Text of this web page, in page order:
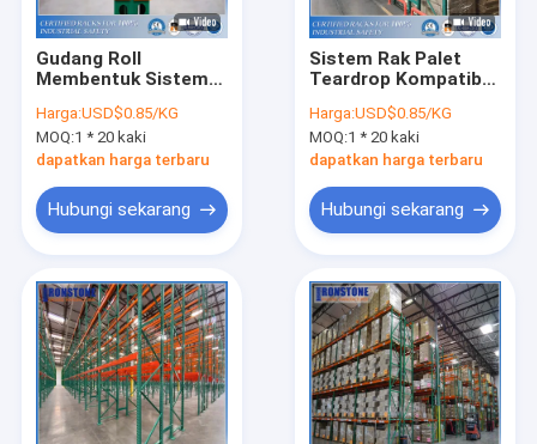
Gudang Roll
Membentuk Sistem
Teardrop
Harga:USD$0.85/KG
MOQ:1 * 20 kaki
dapatkan harga terbaru
Hubungi sekarang
Sistem Rak Palet
Teardrop Kompatibel
Dasar Besar
Harga:USD$0.85/KG
MOQ:1 * 20 kaki
dapatkan harga terbaru
Hubungi sekarang